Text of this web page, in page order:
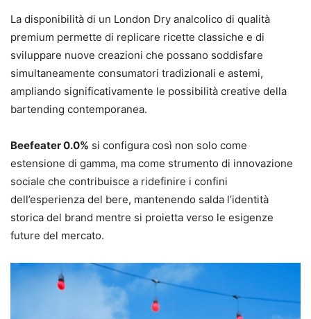
La disponibilità di un London Dry analcolico di qualità
premium permette di replicare ricette classiche e di
sviluppare nuove creazioni che possano soddisfare
simultaneamente consumatori tradizionali e astemi,
ampliando significativamente le possibilità creative della
bartending contemporanea.
Beefeater 0.0% si configura così non solo come
estensione di gamma, ma come strumento di innovazione
sociale che contribuisce a ridefinire i confini
dell’esperienza del bere, mantenendo salda l’identità
storica del brand mentre si proietta verso le esigenze
future del mercato.